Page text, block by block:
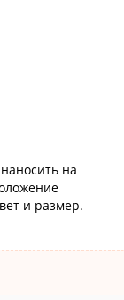
на
и размер.